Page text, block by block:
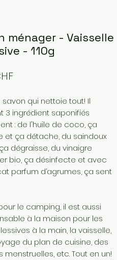
ménager - Vaisselle
- 110g
Prix
qui nettoie tout! Il
3 ingrédient saponifiés
: de l'huile de coco, ça
et ça détache, du saindoux
dégraisse, du vinaigre
bio, ça désinfecte et avec
parfum d’agrumes, ça sent
le camping, il est aussi
à la maison pour les
à la main, la vaisselle,
du plan de cuisine, des
menstruelles, etc. Tout en un!